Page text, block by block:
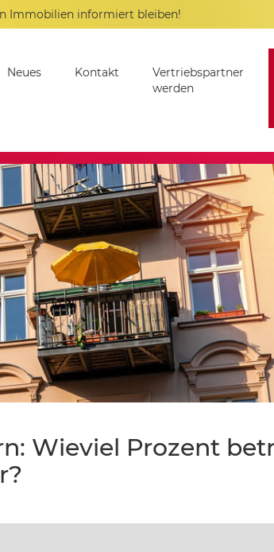
Immobilien informiert bleiben!
Neues Kontakt
Vertriebspartner
werden
Wieviel Prozent